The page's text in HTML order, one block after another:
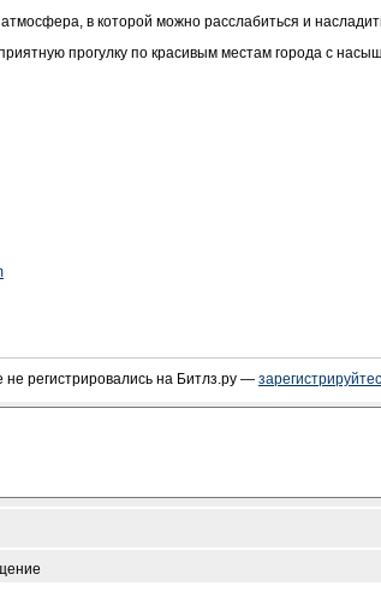
в которой можно расслабиться и
прогулку по красивым местам города с
регистрировались на Битлз.ру —